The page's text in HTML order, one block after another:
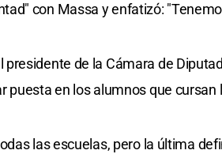
con Massa y enfatizó:
presidente de la Cámara de
puesta en los alumnos que cursan
las escuelas, pero la última